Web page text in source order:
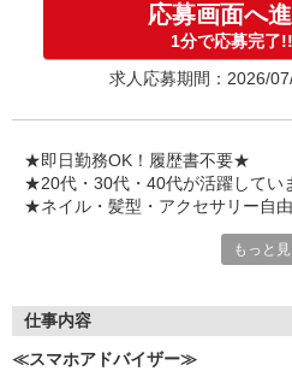
お友達を紹介頂くと,
インセンティブ支給(規定
゜・。○。・゜+゜・。○。
応募画面へ
1分で応募完了!!
求人応募期間：2026/
★即日勤務OK！履歴書不要★
★20代・30代・40代が活躍してい
★ネイル・髪型・アクセサリー自
シエロのご紹介するお店は、
優しい人間関係がある場所ばかり！
もっと
仕事内容
≪スマホアドバイザー≫